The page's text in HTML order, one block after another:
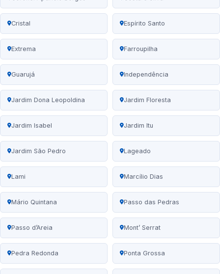
Cristal Espírito Santo
Extrema Farroupilha
Guarujá Independência
Jardim Dona Leopoldina Jardim Floresta
Jardim Isabel Jardim Itu
Jardim São Pedro Lageado
Lami Marcílio Dias
Mário Quintana Passo das Pedras
Passo d’Areia Mont’ Serrat
Pedra Redonda Ponta Grossa